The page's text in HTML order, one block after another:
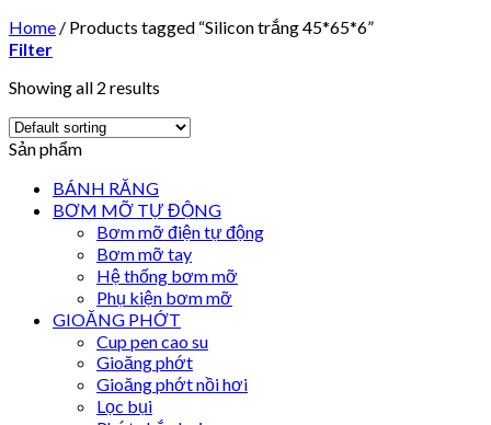
Home / Products tagged “Silicon trắng 45*65*6”
Filter
Showing all 2 results
Sản phẩm
BÁNH RĂNG
BƠM MỠ TỰ ĐỘNG
Bơm mỡ điện tự động
Bơm mỡ tay
Hệ thống bơm mỡ
Phụ kiện bơm mỡ
GIOĂNG PHỚT
Cup pen cao su
Gioăng phớt
Gioăng phớt nồi hơi
Lọc bụi